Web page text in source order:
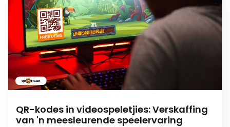
QR-kodes in videospeletjies: Verskaffing
van 'n meesleurende speelervaring